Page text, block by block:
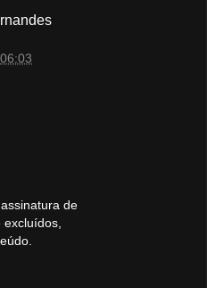
06:03
de